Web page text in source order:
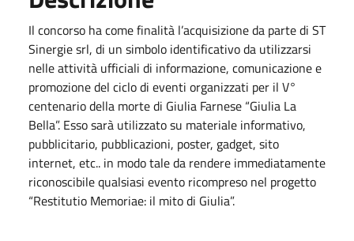
Il concorso ha come finalità l’acquisizione da parte di ST
Sinergie srl, di un simbolo identificativo da utilizzarsi
nelle attività ufficiali di informazione, comunicazione e
promozione del ciclo di eventi organizzati per il V°
centenario della morte di Giulia Farnese “Giulia La
Bella”. Esso sarà utilizzato su materiale informativo,
pubblicitario, pubblicazioni, poster, gadget, sito
internet, etc.. in modo tale da rendere immediatamente
riconoscibile qualsiasi evento ricompreso nel progetto
“Restitutio Memoriae: il mito di Giulia”.